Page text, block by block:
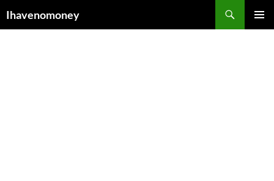
텐Ihavenomoney
색